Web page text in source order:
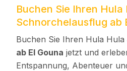
Buchen Sie Ihren Hula
Schnorchelausflug ab
Buchen Sie Ihren Hula Hula
ab El Gouna jetzt und
Entspannung, Abenteuer